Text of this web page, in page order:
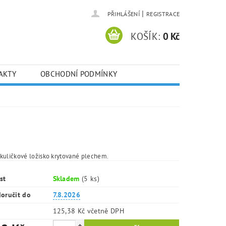
PŘIHLÁŠENÍ | REGISTRACE
KOŠÍK: 0 Kč
OBCHODNÍ PODMÍNKY
ložisko krytované plechem.
Skladem(5 ks)
do
7.8.2026
125,38 Kč včetně DPH